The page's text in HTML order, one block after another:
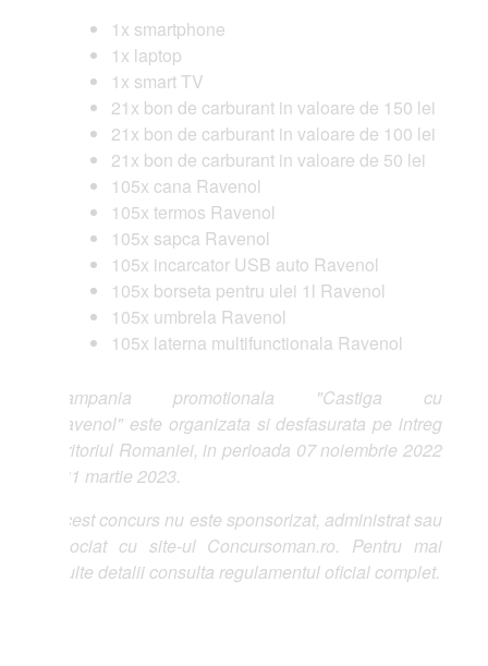
1x smartphone
1x laptop
1x smart TV
21x bon de carburant in valoare de 150 lei
21x bon de carburant in valoare de 100 lei
21x bon de carburant in valoare de 50 lei
105x cana Ravenol
105x termos Ravenol
105x sapca Ravenol
105x incarcator USB auto Ravenol
105x borseta pentru ulei 1l Ravenol
105x umbrela Ravenol
105x laterna multifunctionala Ravenol
promotionala "Castiga cu
este organizata si desfasurata pe intreg
Romaniei, in perioada 07 noiembrie 2022
martie 2023.
concurs nu este sponsorizat, administrat sau
cu site-ul Concursoman.ro. Pentru mai
detalii consulta regulamentul oficial complet.